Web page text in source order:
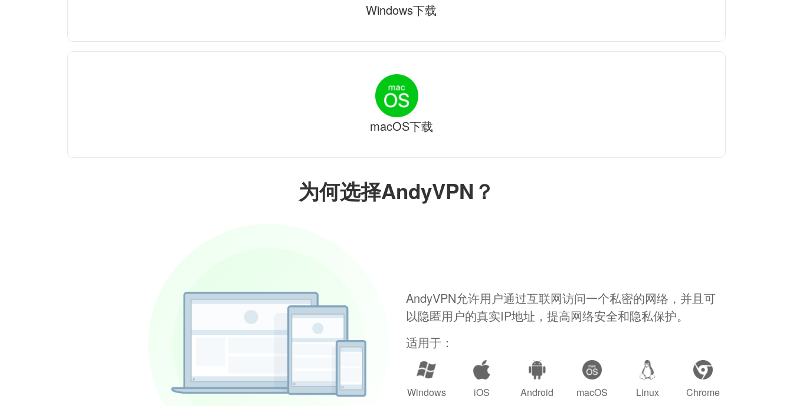
为何选择AndyVPN？
AndyVPN允许用户通过互联网访问一个私密的网络，并且可
以隐匿用户的真实IP地址，提高网络安全和隐私保护。
适用于：
Windows iOS Android macOS Linux Chrome
Windows下载
macOS下载